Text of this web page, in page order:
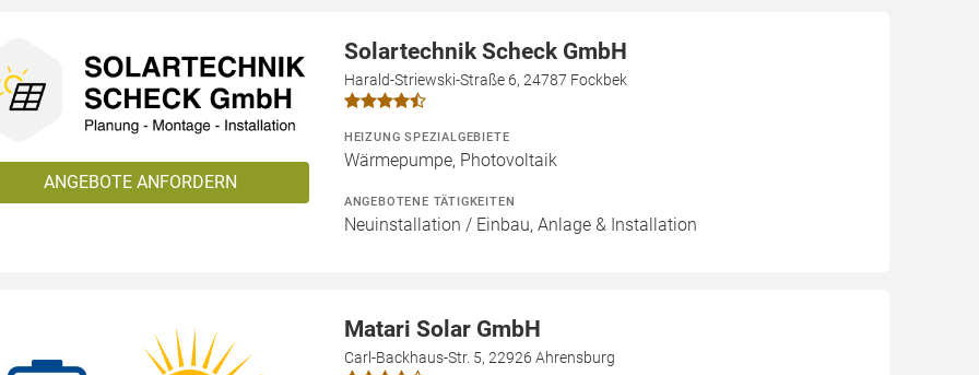
ANGEBOTE ANFORDERN
Solartechnik Scheck GmbH
Harald-Striewski-Straße 6, 24787 Fockbek
HEIZUNG SPEZIALGEBIETE
Wärmepumpe, Photovoltaik
ANGEBOTENE TÄTIGKEITEN
Neuinstallation / Einbau, Anlage & Installation
Matari Solar GmbH
Carl-Backhaus-Str. 5, 22926 Ahrensburg